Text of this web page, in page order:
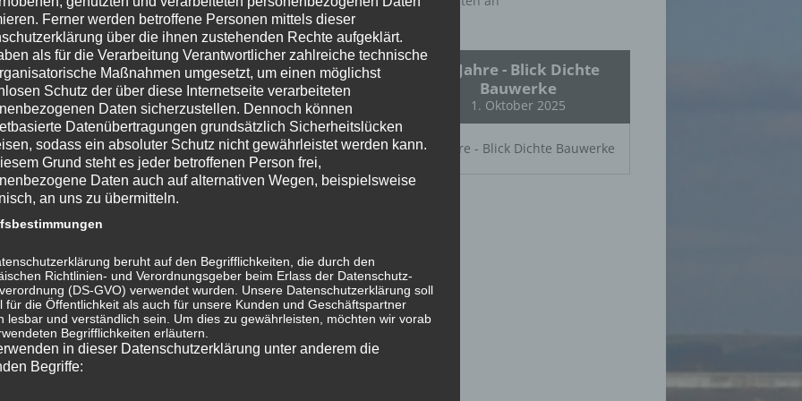
viel Verlierer. Heute glaubt ein Großteil der
dabei zu sein, man ist schließlich von
Google und WattsApp unterwegs. Dafür zahlt man
: Freigabe persönlicher Daten zur freien Nutzung
dass Google und Co. schon nach Eingabe weniger
(besser. suchen sollen!!!).
Damit geht so gut wie nichts mehr Richtung
keine Apps über Google App-Store herunterladen
das Programm „Fahr und spar“ der ADAC-
Fahrweise Geld sparen zu können. ADAC: „neues
Handy und Kommunikations-Dienste) teils
von denen bezahlt, die sich a. keine Gedanken
wehren können, weniger von denen, die an
Super-Profiteur zahlt kaum Steuern.
25 Jahre - Blick Dichte
Bauwerke
1. Oktober 2025
25 Jahre - Blick Dichte Bauwerke
Ferner werden betroffene Personen mittels dieser
über die ihnen zustehenden Rechte aufgeklärt.
als für die Verarbeitung Verantwortlicher zahlreiche technische
Maßnahmen umgesetzt, um einen möglichst
Schutz der über diese Internetseite verarbeiteten
Daten sicherzustellen. Dennoch können
Datenübertragungen grundsätzlich Sicherheitslücken
sodass ein absoluter Schutz nicht gewährleistet werden kann.
Grund steht es jeder betroffenen Person frei,
Daten auch auf alternativen Wegen, beispielsweise
an uns zu übermitteln.
beruht auf den Begrifflichkeiten, die durch den
Richtlinien- und Verordnungsgeber beim Erlass der Datenschutz-
(DS-GVO) verwendet wurden. Unsere Datenschutzerklärung soll
für die Öffentlichkeit als auch für unsere Kunden und Geschäftspartner
lesbar und verständlich sein. Um dies zu gewährleisten, möchten wir vorab
Begrifflichkeiten erläutern.
in dieser Datenschutzerklärung unter anderem die
Begriffe: